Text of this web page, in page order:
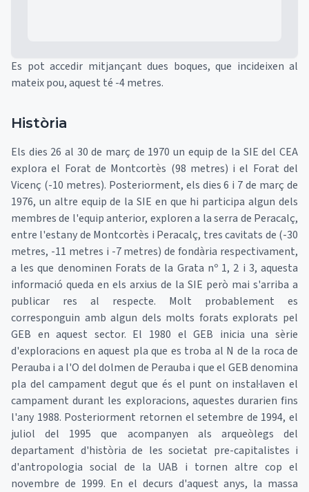
Es pot accedir mitjançant dues boques, que incideixen al
mateix pou, aquest té -4 metres.
Història
Els dies 26 al 30 de març de 1970 un equip de la SIE del CEA
explora el Forat de Montcortès (98 metres) i el Forat del
Vicenç (-10 metres). Posteriorment, els dies 6 i 7 de març de
1976, un altre equip de la SIE en que hi participa algun dels
membres de l'equip anterior, exploren a la serra de Peracalç,
entre l'estany de Montcortès i Peracalç, tres cavitats de (-30
metres, -11 metres i -7 metres) de fondària respectivament,
a les que denominen Forats de la Grata nº 1, 2 i 3, aquesta
informació queda en els arxius de la SIE però mai s'arriba a
publicar res al respecte. Molt probablement es
corresponguin amb algun dels molts forats explorats pel
GEB en aquest sector. El 1980 el GEB inicia una sèrie
d'exploracions en aquest pla que es troba al N de la roca de
Perauba i a l'O del dolmen de Perauba i que el GEB denomina
pla del campament degut que és el punt on instal·laven el
campament durant les exploracions, aquestes durarien fins
l'any 1988. Posteriorment retornen el setembre de 1994, el
juliol del 1995 que acompanyen als arqueòlegs del
departament d'història de les societat pre-capitalistes i
d'antropologia social de la UAB i tornen altre cop el
novembre de 1999. En el decurs d'aquest anys, la massa